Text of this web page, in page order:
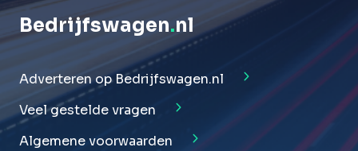
Bedrijfswagen.nl
Adverteren op Bedrijfswagen.nl
Veel gestelde vragen
Algemene voorwaarden